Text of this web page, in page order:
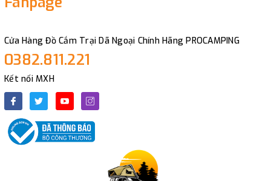
Cửa Hàng Đồ Cắm Trại Dã Ngoại Chính Hãng PROCAMPING
0382.811.221
Kết nối MXH